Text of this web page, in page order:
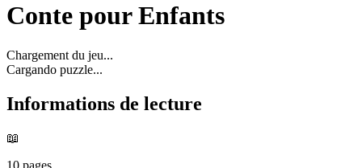
Conte pour Enfants
Chargement du jeu...
Cargando puzzle...
Informations de lecture
📖
10 pages